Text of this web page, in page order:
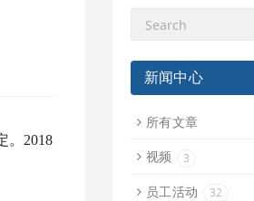
。2018
新闻中心
所有文章
视频
3
员工活动 32